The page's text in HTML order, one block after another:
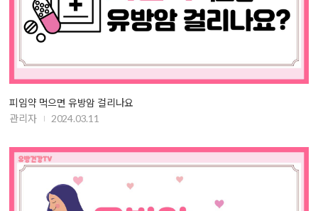
피임약 먹으면 유방암 걸리나요
관리자
2024.03.11